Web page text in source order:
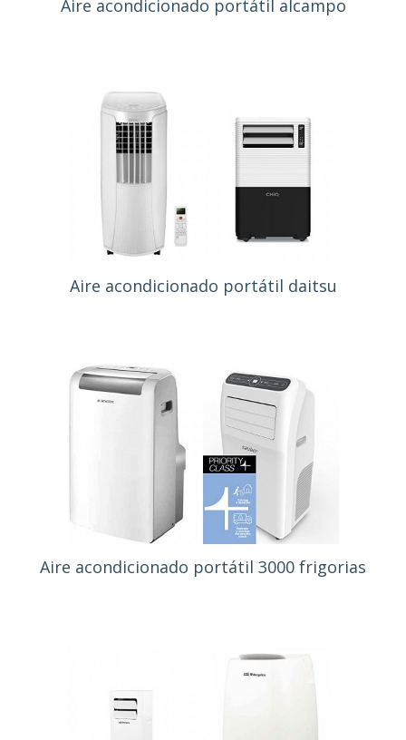
Aire acondicionado portátil alcampo
Aire acondicionado portátil daitsu
Aire acondicionado portátil 3000 frigorias